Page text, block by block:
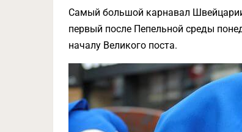
Самый большой карнавал
первый после Пепельной среды
началу Великого поста.